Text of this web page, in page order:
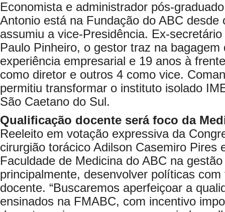
Economista e administrador pós-
Antonio está na Fundação do ABC desde
assumiu a vice-Presidência. Ex-
Paulo Pinheiro, o gestor traz na bagagem
experiência empresarial e 19 anos à
como diretor e outros 4 como vice.
permitiu transformar o instituto isolado
São Caetano do Sul.
Qualificação docente será foco da
Reeleito em votação expressiva da
cirurgião torácico Adilson Casemiro Pires
Faculdade de Medicina do ABC na
principalmente, desenvolver políticas
docente. “Buscaremos aperfeiçoar a
ensinados na FMABC, com incentivo